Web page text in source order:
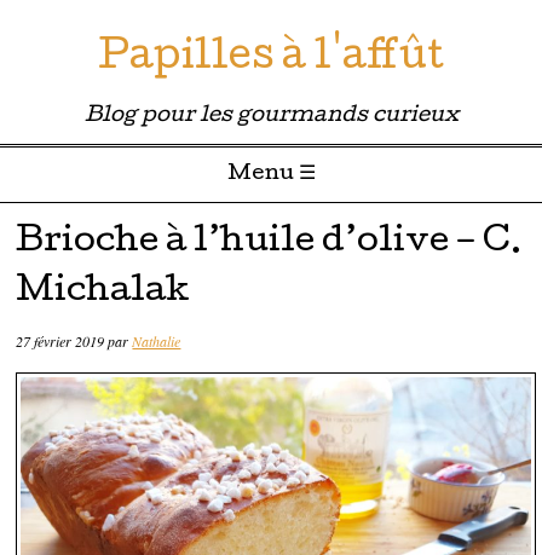
Papilles à l'affût
Blog pour les gourmands curieux
Menu ☰
Passer directement au contenu
Brioche à l’huile d’olive – C.
Michalak
27 février 2019parNathalie